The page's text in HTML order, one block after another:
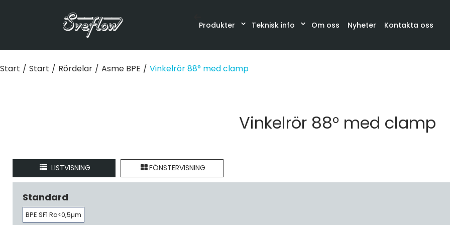
Produkter Kontakta oss
Om oss
Teknisk info Nyheter
Start / Start / Rördelar / Asme BPE / Vinkelrör 88° med clamp
Vinkelrör 88° med clamp
LISTVISNING FÖNSTERVISNING
Standard
BPE SF1 Ra<0,5µm